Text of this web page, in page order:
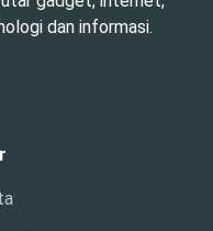
dan informasi.